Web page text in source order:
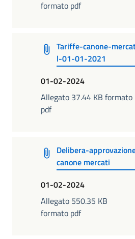
formato pdf
Tariffe-canone-
l-01-01-2021
01-02-2024
Allegato 37.44 KB formato
pdf
Delibera-
canone mercati
01-02-2024
Allegato 550.35 KB
formato pdf